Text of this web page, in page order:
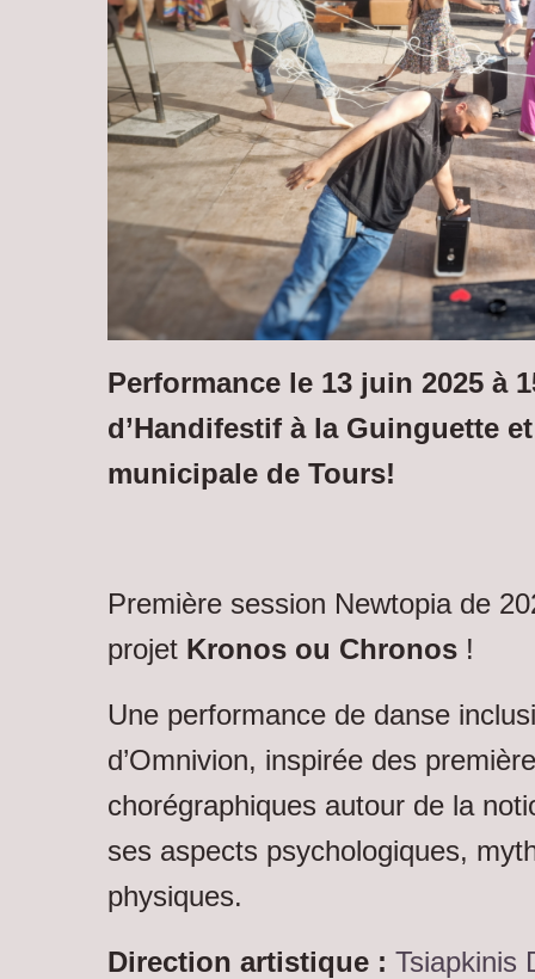
Performance le 13 juin 2025 à
d’Handifestif à la Guinguette
municipale de Tours!
Première session Newtopia de
projet Kronos ou Chronos !
Une performance de danse
d’Omnivion, inspirée des
chorégraphiques autour de la
ses aspects psychologiques,
physiques.
Direction artistique : Tsiapkinis